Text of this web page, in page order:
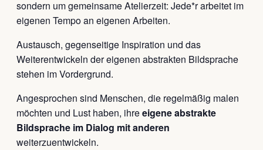
sondern um gemeinsame Atelierzeit: Jede*r arbeitet im
eigenen Tempo an eigenen Arbeiten.
Austausch, gegenseitige Inspiration und das
Weiterentwickeln der eigenen abstrakten Bildsprache
stehen im Vordergrund.
Angesprochen sind Menschen, die regelmäßig malen
möchten und Lust haben, ihreeigene abstrakte
Bildsprache im Dialog mit anderen
weiterzuentwickeln.